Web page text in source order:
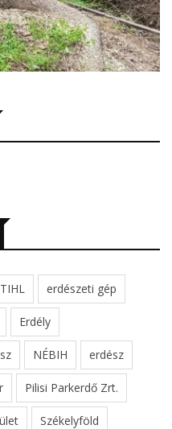
erdészeti gép
Erdély
NÉBIH erdész
Pilisi Parkerdő Zrt.
Székelyföld